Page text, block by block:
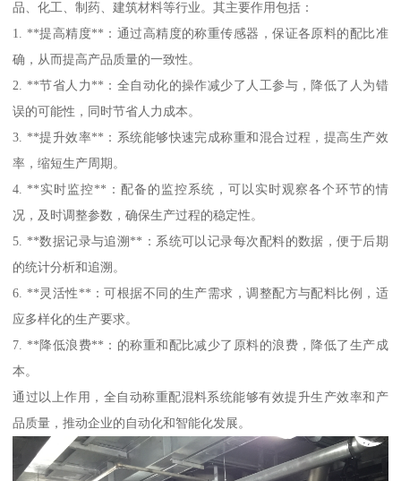
品、化工、制药、建筑材料等行业。其主要作用包括：
1. **提高精度**：通过高精度的称重传感器，保证各原料的配比准
确，从而提高产品质量的一致性。
2. **节省人力**：全自动化的操作减少了人工参与，降低了人为错
误的可能性，同时节省人力成本。
3. **提升效率**：系统能够快速完成称重和混合过程，提高生产效
率，缩短生产周期。
4. **实时监控**：配备的监控系统，可以实时观察各个环节的情
况，及时调整参数，确保生产过程的稳定性。
5. **数据记录与追溯**：系统可以记录每次配料的数据，便于后期
的统计分析和追溯。
6. **灵活性**：可根据不同的生产需求，调整配方与配料比例，适
应多样化的生产要求。
7. **降低浪费**：的称重和配比减少了原料的浪费，降低了生产成
本。
通过以上作用，全自动称重配混料系统能够有效提升生产效率和产
品质量，推动企业的自动化和智能化发展。